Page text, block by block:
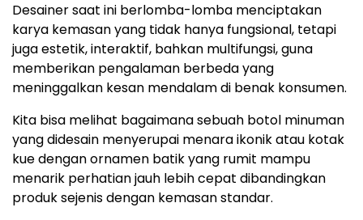
Desainer saat ini berlomba-lomba menciptakan
karya kemasan yang tidak hanya fungsional, tetapi
juga estetik, interaktif, bahkan multifungsi, guna
memberikan pengalaman berbeda yang
meninggalkan kesan mendalam di benak konsumen.
Kita bisa melihat bagaimana sebuah botol minuman
yang didesain menyerupai menara ikonik atau kotak
kue dengan ornamen batik yang rumit mampu
menarik perhatian jauh lebih cepat dibandingkan
produk sejenis dengan kemasan standar.